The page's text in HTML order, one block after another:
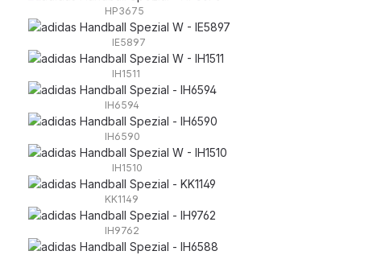
HP3675
IE5897
IH1511
IH6594
IH6590
IH1510
KK1149
IH9762